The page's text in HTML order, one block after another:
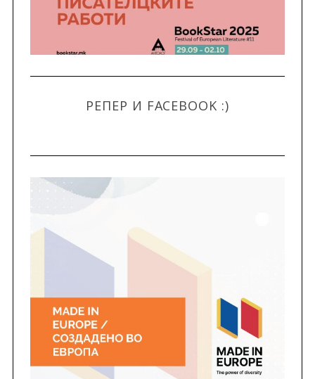
РЕПЕР И FACEBOOK :)